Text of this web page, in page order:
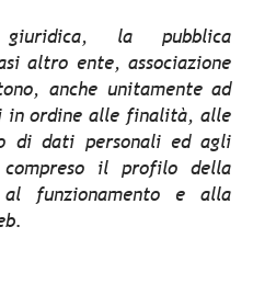
la pubblica
altro ente, associazione
anche unitamente ad
ordine alle finalità, alle
di dati personali ed agli
il profilo della
funzionamento e alla